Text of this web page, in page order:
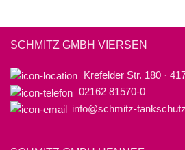
SCHMITZ GMBH VIERSEN
Krefelder Str. 180 ·
02162 81570-0
info@schmitz-